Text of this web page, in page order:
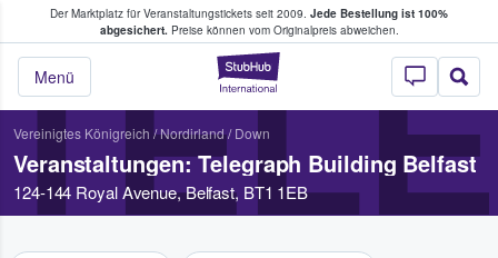
Der Marktplatz für Veranstaltungstickets seit 2009. Jede Bestellung ist 100%
abgesichert.Preise können vom Originalpreis abweichen.
StubHub - Wo
Menü
Tickets kaufen & verkaufen
Vereinigtes Königreich /Nordirland/ Down
Veranstaltungen: Telegraph Building Belfast
124-144 Royal Avenue, Belfast, BT1 1EB